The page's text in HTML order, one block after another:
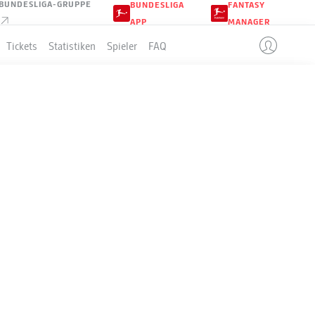
BUNDESLIGA-GRUPPE
BUNDESLIGA
APP
FANTASY
MANAGER
Tickets Statistiken Spieler FAQ